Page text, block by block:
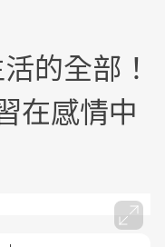
的全部！
在感情中